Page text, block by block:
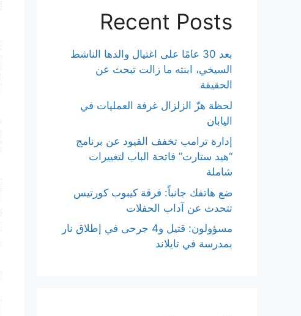
Recent Posts
بعد 30 عامًا على اغتيال والدها الناشط
السيخي، ابنته ما زالت تبحث عن
الحقيقة
لحظة هزّ الزلزال غرفة العمليات في
اليابان
إدارة ترامب تخفف القيود عن برنامج
“هيد ستارت” فاتحة الباب لتغييرات
شاملة
ضع هاتفك جانباً: فرقة كيبوب كورتيس
تتحدث عن آداب الحفلات
مسؤولون: قتيل و4 جرحى في إطلاق نار
بمدرسة في تايلاند